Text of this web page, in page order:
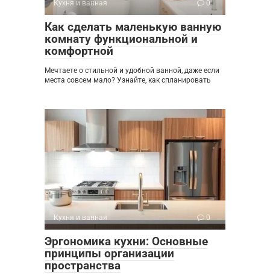
Кухня и ванная 0
Как сделать маленькую ванную
комнату функциональной и
комфортной
Мечтаете о стильной и удобной ванной, даже если
места совсем мало? Узнайте, как спланировать
Кухня и ванная 0
Эргономика кухни: Основные
принципы организации
пространства